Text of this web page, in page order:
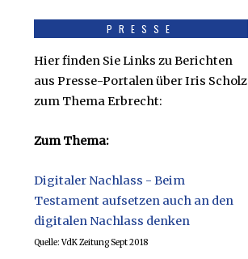
PRESSE
Hier finden Sie Links zu Berichten
aus Presse-Portalen über Iris Scholz
zum Thema Erbrecht:
Zum Thema:
Digitaler Nachlass - Beim
Testament aufsetzen auch an den
digitalen Nachlass denken
Quelle: VdK Zeitung Sept 2018